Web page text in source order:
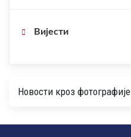
Вијести
Новости кроз фотографије